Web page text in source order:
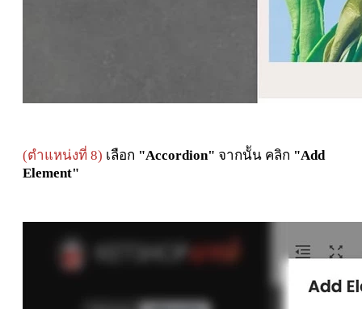
(ตำแหน่งที่ 8) เลือก "Accordion" จากนััน คลิก "Add
Element"